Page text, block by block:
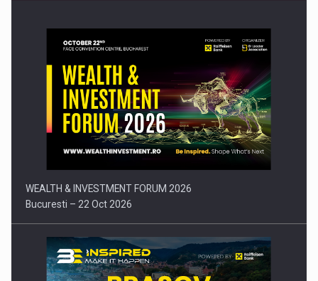
Comunicat de presa: Joburile part-time reincep sa intre pe…
WEALTH & INVESTMENT FORUM 2026
Bucuresti – 22 Oct 2026